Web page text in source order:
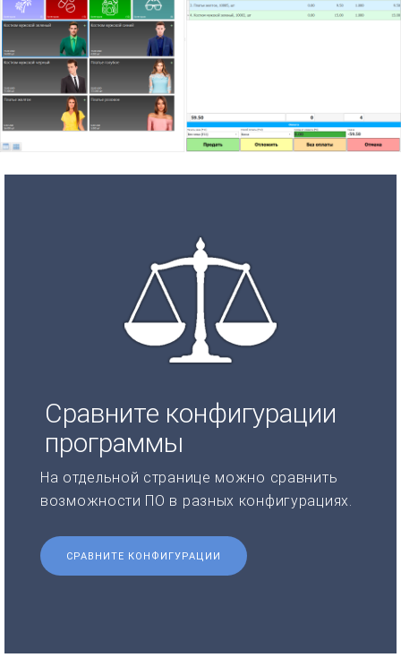
Сравните конфигурации
программы
На отдельной странице можно сравнить
возможности ПО в разных конфигурациях.
СРАВНИТЕ КОНФИГУРАЦИИ